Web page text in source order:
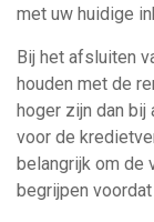
met uw huidige
Bij het afsluiten
houden met de
hoger zijn dan bij
voor de
belangrijk om de
begrijpen